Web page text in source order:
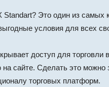
Standart? Это один из самых
условия для всех
доступ для
на сайте. Сделать это
торговых платформ.